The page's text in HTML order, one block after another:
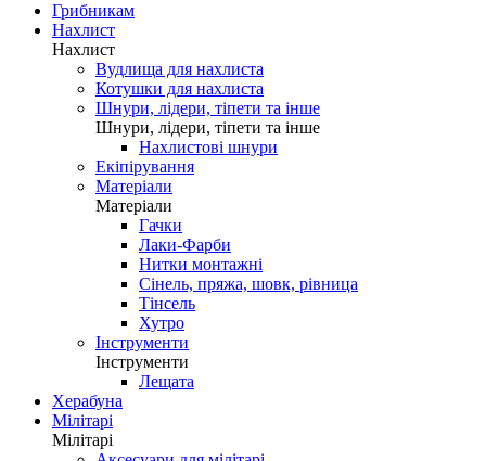
Грибникам
Нахлист
Нахлист
Вудлища для нахлиста
Котушки для нахлиста
Шнури, лідери, тіпети та інше
Шнури, лідери, тіпети та інше
Нахлистові шнури
Екіпірування
Матеріали
Матеріали
Гачки
Лаки-Фарби
Нитки монтажні
Сінель, пряжа, шовк, рівница
Тінсель
Хутро
Інструменти
Інструменти
Лещата
Херабуна
Мілітарі
Мілітарі